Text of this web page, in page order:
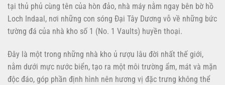
tại thủ phủ cùng tên của hòn đảo, nhà máy nằm ngay bên bờ hồ
Loch Indaal, nơi những con sóng Đại Tây Dương vỗ về những bức
tường đá của nhà kho số 1 (No. 1 Vaults) huyền thoại.
Đây là một trong những nhà kho ủ rượu lâu đời nhất thế giới,
nằm dưới mực nước biển, tạo ra một môi trường ẩm, mát và mặn
độc đáo, góp phần định hình nên hương vị đặc trưng không thể